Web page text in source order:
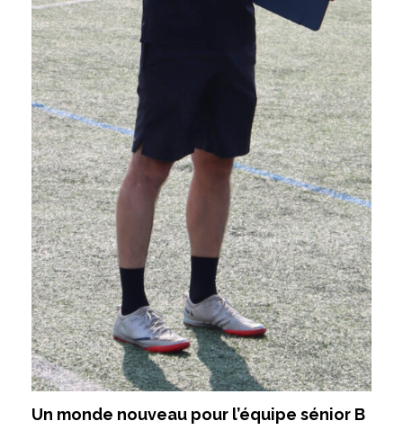
Un monde nouveau pour l’équipe sénior B